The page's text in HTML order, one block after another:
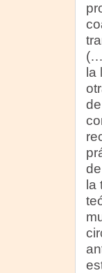
la
la